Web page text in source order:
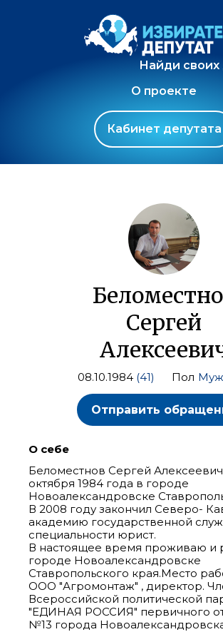
Найди своих
О проекте
Кабинет депутата
Сергей
08.10.1984 (41) Пол
Отправить
О себе
Беломестнов Сергей
октября 1984 года в городе
Новоалександровске
В 2008 году закончил Северо-
академию государственной
специальности юрист.
В настоящее время проживаю и
городе Новоалександровске
Ставропольского края.Место
ООО "Агромонтаж" , директор.
Всероссийской политической
"ЕДИНАЯ РОССИЯ" первичного
№13 города